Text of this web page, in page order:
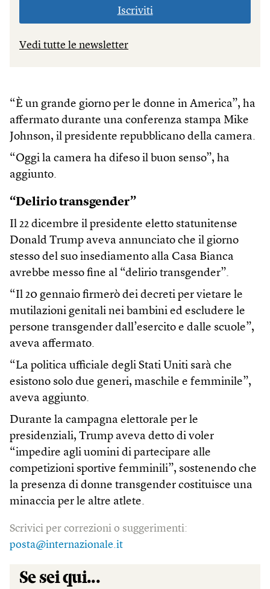
Iscriviti
Vedi tutte le newsletter
“È un grande giorno per le donne in America”, ha
affermato durante una conferenza stampa Mike
Johnson, il presidente repubblicano della camera.
“Oggi la camera ha difeso il buon senso”, ha
aggiunto.
“Delirio transgender”
Il 22 dicembre il presidente eletto statunitense
Donald Trump aveva annunciato che il giorno
stesso del suo insediamento alla Casa Bianca
avrebbe messo fine al “delirio transgender”.
“Il 20 gennaio firmerò dei decreti per vietare le
mutilazioni genitali nei bambini ed escludere le
persone transgender dall’esercito e dalle scuole”,
aveva affermato.
“La politica ufficiale degli Stati Uniti sarà che
esistono solo due generi, maschile e femminile”,
aveva aggiunto.
Durante la campagna elettorale per le
presidenziali, Trump aveva detto di voler
“impedire agli uomini di partecipare alle
competizioni sportive femminili”, sostenendo che
la presenza di donne transgender costituisce una
minaccia per le altre atlete.
Scrivici per correzioni o suggerimenti:
posta@internazionale.it